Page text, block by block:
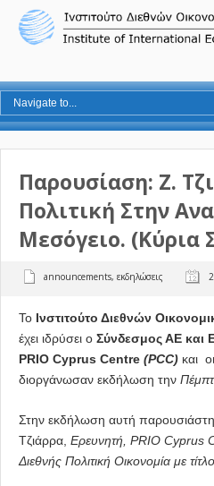
Παρουσίαση: Ζ.
Πολιτική Στην
Μεσόγειο. (κύρια
announcements, εκδηλώσεις
Το Ινστιτούτο Διεθνών
έχει ιδρύσει ο Σύνδεσμος ΑΕ και
PRIO Cyprus Centre (PCC) και οι
διοργάνωσαν εκδήλωση την
Στην εκδήλωση αυτή
Τζιάρρα, Ερευνητή, PRIO Cyprus
Διεθνής Πολιτική Οικονομία με